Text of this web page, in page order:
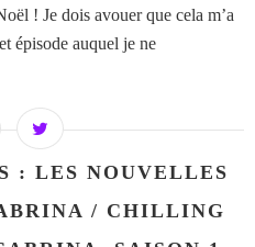
! Je dois avouer que cela m’a
épisode auquel je ne
: LES NOUVELLES
/ CHILLING